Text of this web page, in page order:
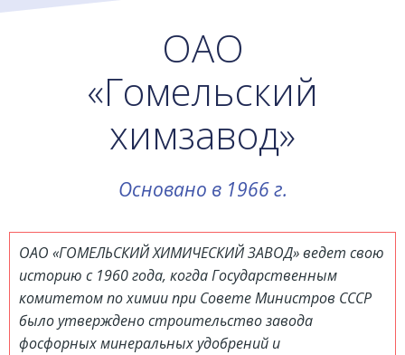
ОАО
«Гомельский
химзавод»
Основано в 1966 г.
ОАО «ГОМЕЛЬСКИЙ ХИМИЧЕСКИЙ ЗАВОД» ведет свою
историю с 1960 года, когда Государственным
комитетом по химии при Совете Министров СССР
было утверждено строительство завода
фосфорных минеральных удобрений и